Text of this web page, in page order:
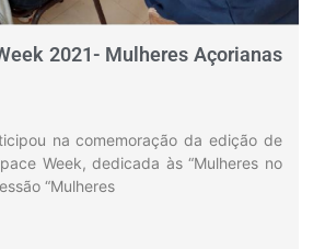
2021- Mulheres Açorianas
na comemoração da edição de
Week, dedicada às “Mulheres no
“Mulheres